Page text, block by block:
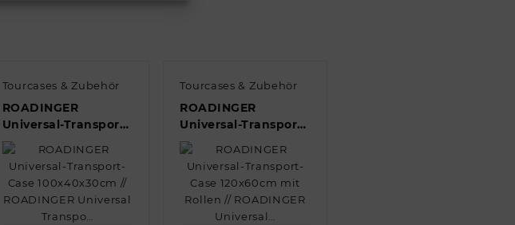
Tourcases & Zubehör
ROADINGER
Universal-Transport-
Case 100x40x30cm //
ROADINGER
Universal Transpo…
Quick view
Tourcases & Zubehör
ROADINGER
Universal-Transport-
Case 120x60cm mit
Rollen //
ROADINGER
Universal…
Quick view